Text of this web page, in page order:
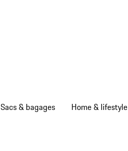
Sacs & bagages Home & lifestyle